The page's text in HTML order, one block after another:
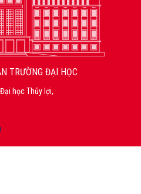
TRƯỜNG ĐẠI HỌC
học Thủy lợi,